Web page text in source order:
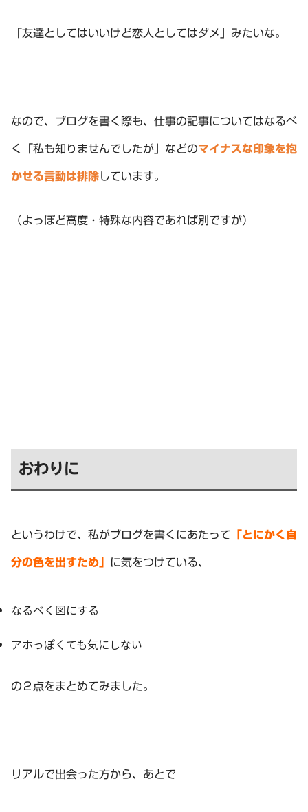
「友達としてはいいけど恋人としてはダメ」みたいな。
なので、ブログを書く際も、仕事の記事についてはなるべ
く「私も知りませんでしたが」などのマイナスな印象を抱
かせる言動は排除しています。
（よっぽど高度・特殊な内容であれば別ですが）
おわりに
というわけで、私がブログを書くにあたって 「とにかく自
分の色を出すため」 に気をつけている、
なるべく図にする
アホっぽくても気にしない
の２点をまとめてみました。
リアルで出会った方から、あとで